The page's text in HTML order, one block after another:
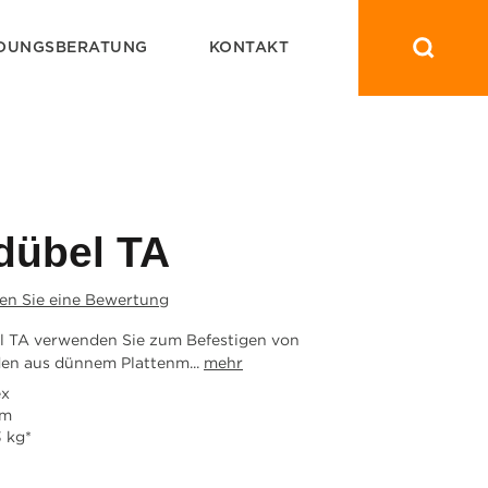
KONTAKT
TA
Sie eine Bewertung
TA verwenden Sie zum Befestigen von
aus dünnem Plattenm... mehr
kg*